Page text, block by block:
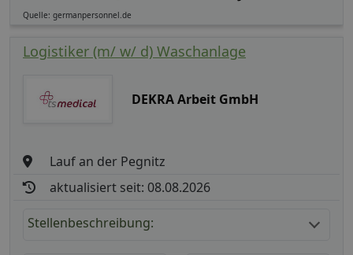
Quelle: germanpersonnel.de
Logistiker (m/ w/ d) Waschanlage
DEKRA Arbeit GmbH
Lauf an der Pegnitz
aktualisiert seit: 08.08.2026
Stellenbeschreibung: